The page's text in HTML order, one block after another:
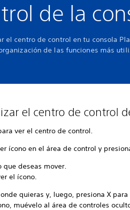
de la
el centro de control en tu consola
de las funciones más
el centro de control
ver el centro de control.
ícono en el área de control y
que deseas mover.
el ícono.
quieras y, luego, presiona X
muévelo al área de controles